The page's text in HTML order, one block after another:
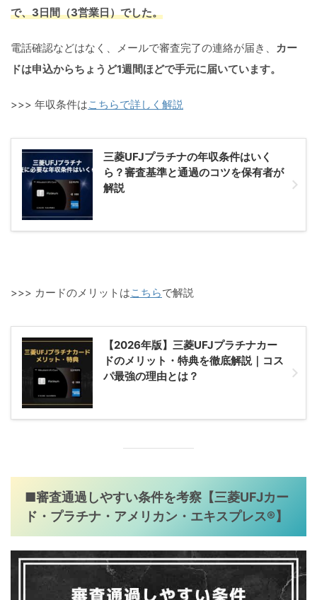
で、3日間（3営業日）でした。
電話確認などはなく、メールで審査完了の連絡が届き、 カー
ドは申込からちょうど1週間ほどで手元に届いています。
>>> 年収条件はこちらで詳しく解説
三菱UFJプラチナの年収条件はいく
ら？審査基準と通過のコツを保有者が
解説
>>> カードのメリットはこちらで解説
【2026年版】三菱UFJプラチナカー
ドのメリット・特典を徹底解説｜コス
パ最強の理由とは？
■審査通過しやすい条件を考察【三菱UFJカー
ド・プラチナ・アメリカン・エキスプレス®】